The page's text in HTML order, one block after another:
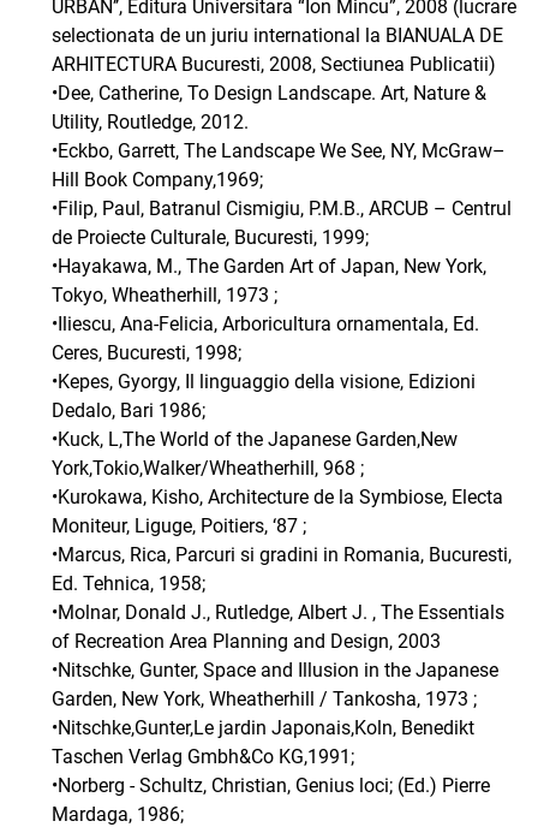
URBAN’’, Editura Universitara “Ion Mincu”, 2008 (lucrare
selectionata de un juriu international la BIANUALA DE
ARHITECTURA Bucuresti, 2008, Sectiunea Publicatii)
•Dee, Catherine, To Design Landscape. Art, Nature &
Utility, Routledge, 2012.
•Eckbo, Garrett, The Landscape We See, NY, McGraw–
Hill Book Company,1969;
•Filip, Paul, Batranul Cismigiu, P.M.B., ARCUB – Centrul
de Proiecte Culturale, Bucuresti, 1999;
•Hayakawa, M., The Garden Art of Japan, New York,
Tokyo, Wheatherhill, 1973 ;
•Iliescu, Ana-Felicia, Arboricultura ornamentala, Ed.
Ceres, Bucuresti, 1998;
•Kepes, Gyorgy, Il linguaggio della visione, Edizioni
Dedalo, Bari 1986;
•Kuck, L,The World of the Japanese Garden,New
York,Tokio,Walker/Wheatherhill, 968 ;
•Kurokawa, Kisho, Architecture de la Symbiose, Electa
Moniteur, Liguge, Poitiers, ‘87 ;
•Marcus, Rica, Parcuri si gradini in Romania, Bucuresti,
Ed. Tehnica, 1958;
•Molnar, Donald J., Rutledge, Albert J. , The Essentials
of Recreation Area Planning and Design, 2003
•Nitschke, Gunter, Space and Illusion in the Japanese
Garden, New York, Wheatherhill / Tankosha, 1973 ;
•Nitschke,Gunter,Le jardin Japonais,Koln, Benedikt
Taschen Verlag Gmbh&Co KG,1991;
•Norberg - Schultz, Christian, Genius loci; (Ed.) Pierre
Mardaga, 1986;